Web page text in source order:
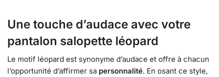
Une touche d’audace avec votre
pantalon salopette léopard
Le motif léopard est synonyme d’audace et offre à chacun
l’opportunité d’affirmer sa personnalité. En osant ce style,